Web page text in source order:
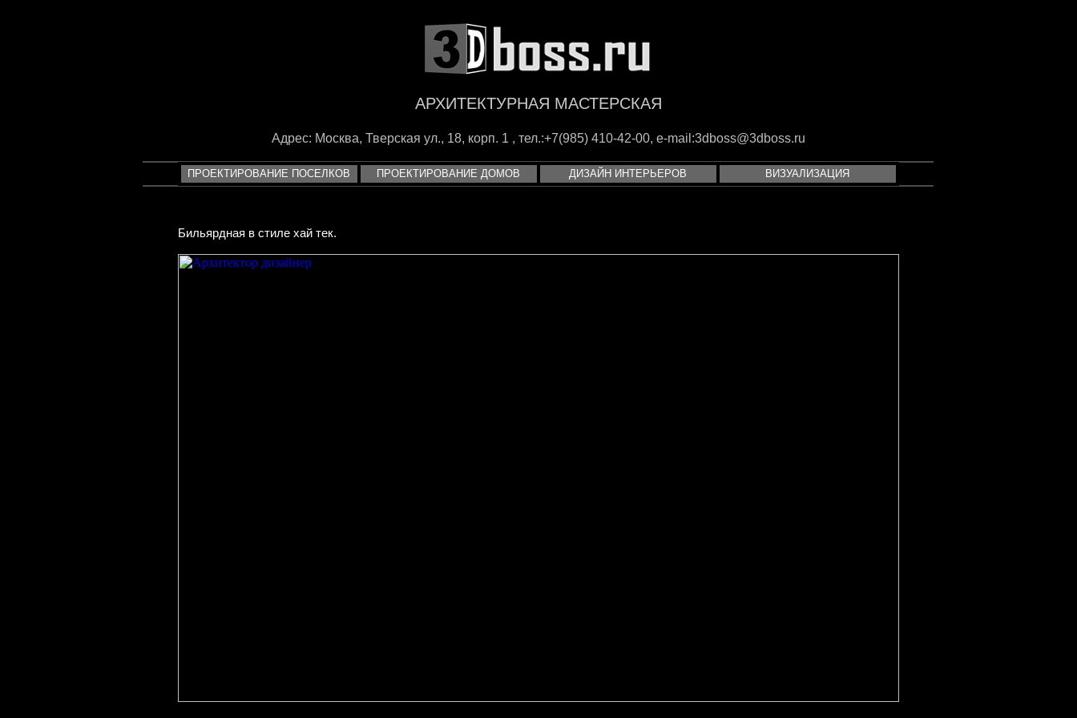
АРХИТЕКТУРНАЯ МАСТЕРСКАЯ
Адрес: Москва, Тверская ул., 18, корп. 1 , тел.:+7(985) 410-42-00, e-mail:3dboss@3dboss.ru
ПРОЕКТИРОВАНИЕ ПОСЕЛКОВ ПРОЕКТИРОВАНИЕ ДОМОВ ДИЗАЙН ИНТЕРЬЕРОВ ВИЗУАЛИЗАЦИЯ
Бильярдная в стиле хай тек.